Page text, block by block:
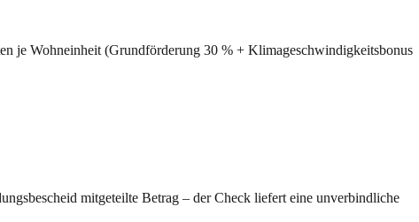
je Wohneinheit (Grundförderung 30 % + Klimageschwindigkeitsbonus
mitgeteilte Betrag – der Check liefert eine unverbindliche